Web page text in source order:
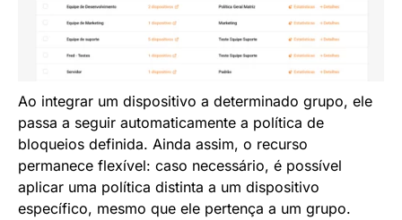
Ao integrar um dispositivo a determinado grupo, ele
passa a seguir automaticamente a política de
bloqueios definida. Ainda assim, o recurso
permanece flexível: caso necessário, é possível
aplicar uma política distinta a um dispositivo
específico, mesmo que ele pertença a um grupo.